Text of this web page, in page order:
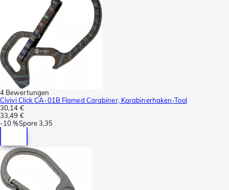
4 Bewertungen
Civivi Click CA-01B Flamed Carabiner, Karabinerhaken-Tool
30,14 €
33,49 €
-10 %Spare3,35